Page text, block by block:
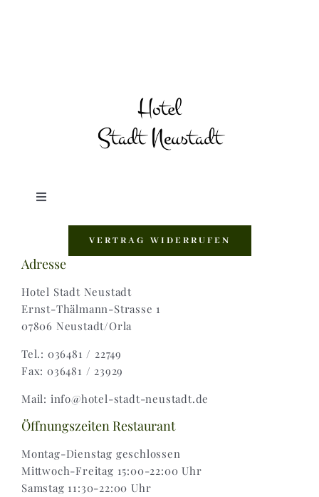
Toggle
Zahlungsweisen |
Widerruf |
Versand & Lieferung
VERTRAG WIDERRUFEN
Adresse
Hotel Stadt Neustadt
Ernst-Thälmann-Strasse 1
07806 Neustadt/Orla
Tel.: 036481 / 22749
Fax: 036481 / 23929
Mail: info@hotel-stadt-neustadt.de
Öffnungszeiten Restaurant
Montag-Dienstag geschlossen
Mittwoch-Freitag 15:00-22:00 Uhr
Samstag 11:30-22:00 Uhr